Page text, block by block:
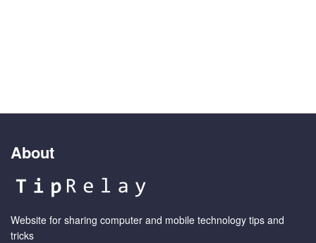
About
Website for sharing computer and mobile technology tips and
tricks